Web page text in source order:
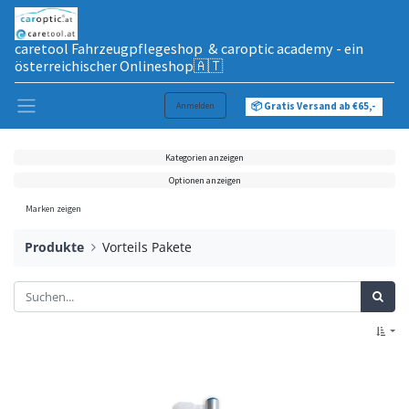
caretool Fahrzeugpflegeshop & caroptic academy - ein
österreichischer Onlineshop🇦🇹
Anmelden 📦 Gratis Versand ab €65,-
Kategorien anzeigen
Optionen anzeigen
Marken zeigen
Produkte Vorteils Pakete